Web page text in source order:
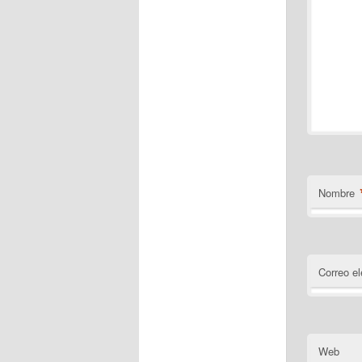
Nombre
Correo
Web